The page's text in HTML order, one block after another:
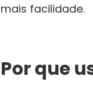
mais facilidade.
Por que